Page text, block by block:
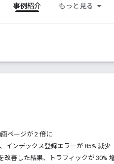
事例紹介 もっと見る
ページが 2 倍に
インデックス登録エラーが 85% 減少
改善した結果、トラフィックが 30%